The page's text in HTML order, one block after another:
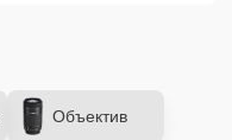
Объектив